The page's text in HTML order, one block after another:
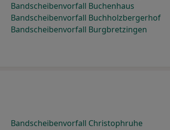
Bandscheibenvorfall Buchenhaus
Bandscheibenvorfall Buchholzbergerhof
Bandscheibenvorfall Burgbretzingen
Bandscheibenvorfall Christophruhe